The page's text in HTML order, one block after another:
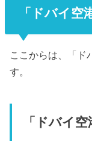
「ドバイ空
ここからは、「ド
す。
「ドバイ